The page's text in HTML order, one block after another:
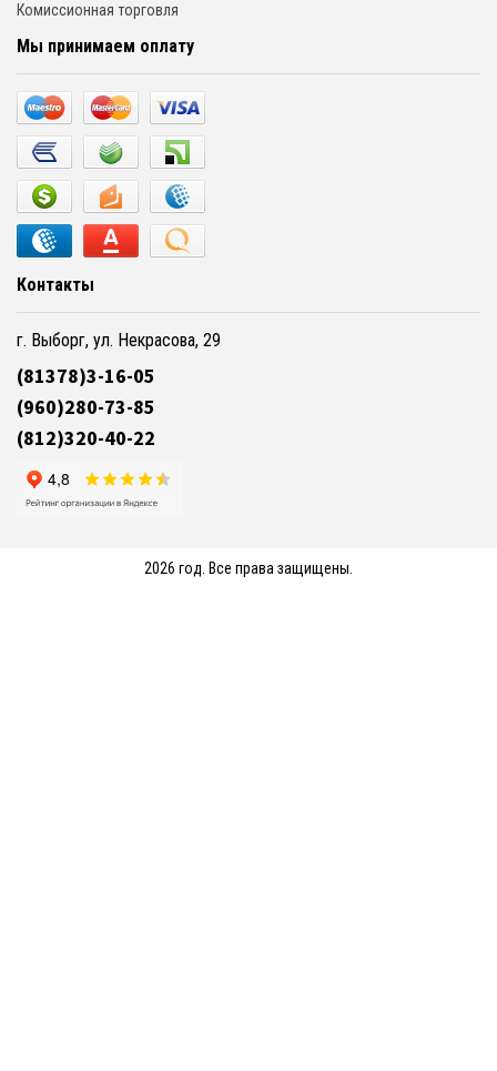
Комиссионная торговля
Мы принимаем оплату
Контакты
г. Выборг, ул. Некрасова, 29
(81378)3-16-05
(960)280-73-85
(812)320-40-22
2026 год. Все права защищены.